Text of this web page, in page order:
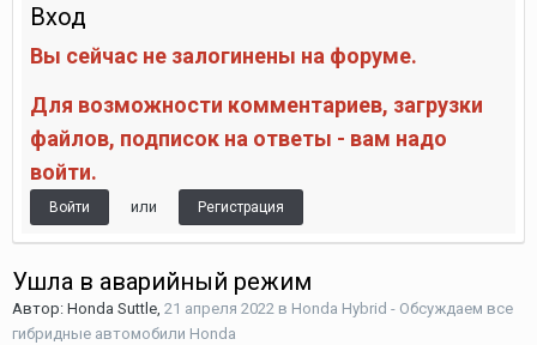
Вход
Вы сейчас не залогинены на форуме.
Для возможности комментариев, загрузки
файлов, подписок на ответы - вам надо
войти.
Войти или Регистрация
Ушла в аварийный режим
Автор: Honda Suttle, 21 апреля 2022 в Honda Hybrid - Обсуждаем все
гибридные автомобили Honda